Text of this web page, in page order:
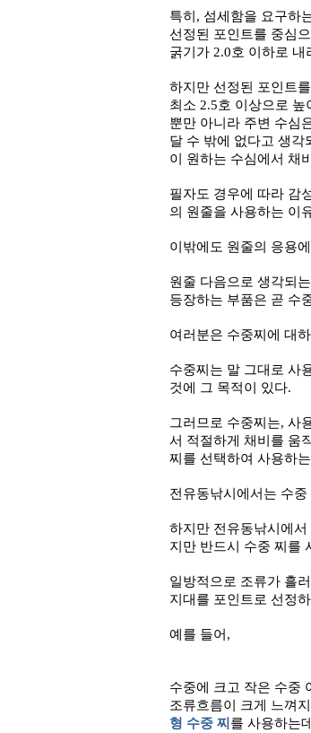
특히 , 섬세함을 요구하
선정된 포인트를 중심
굵기가 2.0호 이하로 내
하지만 선정된 포인트
최소 2.5호 이상으로 높
뿐만 아니라 주변 수심
달 수 밖에 없다고 생각
이 원하는 수심에서 채
필자도 경우에 따라 감
의 원줄을 사용하는 이
이밖에도 원줄의 응용
원줄 다음으로 생각되
등장하는 부품은 곧 수
여러분은 수중찌에 대
수중찌는 말 그대로 사
것에 그 목적이 있다.
그러므로 수중찌는, 사
서 적절하게 채비를 움
찌를 선택하여 사용하
전유동낚시에서는 수
하지만 전유동낚시에
지만 반드시 수중 찌를
일방적으로 조류가 흘
지대를 포인트로 선정
예를 들어 ,
수중에 크고 작은 수중
조류흐름이 크게 느껴
형 수중 찌 를 사용하는